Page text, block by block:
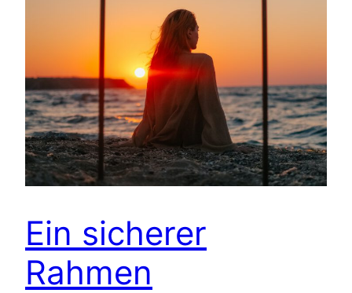
Ein sicherer
Rahmen